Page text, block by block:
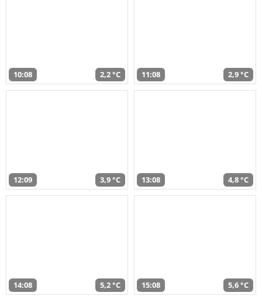
10:08 2,2 °C 11:08 2,9 °C
12:09 3,9 °C 13:08 4,8 °C
14:08 5,2 °C 15:08 5,6 °C